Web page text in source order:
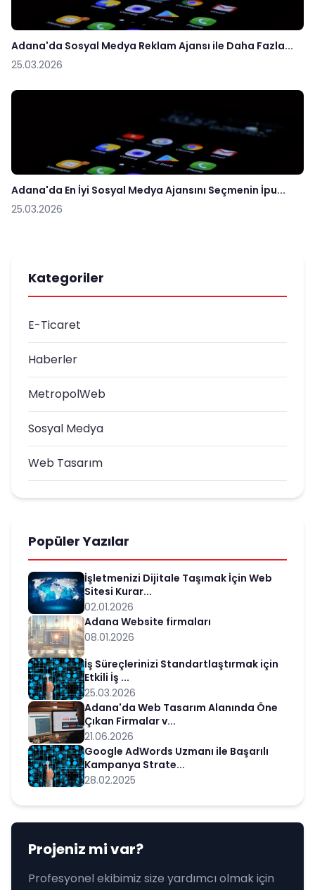
Adana'da Sosyal Medya Reklam Ajansı ile Daha Fazla...
25.03.2026
Adana'da En İyi Sosyal Medya Ajansını Seçmenin İpu...
25.03.2026
Kategoriler
E-Ticaret
Haberler
MetropolWeb
Sosyal Medya
Web Tasarım
Popüler Yazılar
İşletmenizi Dijitale Taşımak İçin Web
Sitesi Kurar...
02.01.2026
Adana Website firmaları
08.01.2026
İş Süreçlerinizi Standartlaştırmak için
Etkili İş ...
25.03.2026
Adana'da Web Tasarım Alanında Öne
Çıkan Firmalar v...
21.06.2026
Google AdWords Uzmanı ile Başarılı
Kampanya Strate...
28.02.2025
Projeniz mi var?
Profesyonel ekibimiz size yardımcı olmak için